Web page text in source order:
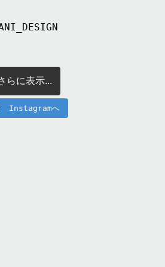
らに表示...
Instagramへ